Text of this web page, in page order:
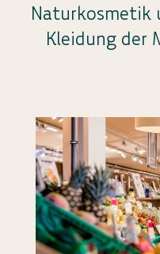
Naturkosmetik
Kleidung der